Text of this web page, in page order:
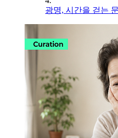
광명, 시간을 걷는